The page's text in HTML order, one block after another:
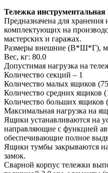
Тележка
Предназначена для
комплектующих на
мастерских и гаражах.
Размеры внешние (В*Ш*Г),
Вес, кг: 80.0
Допустимая нагрузка на
Количество секций – 1
Количество малых ящиков
Количество средних ящиков
Количество больших ящиков
Максимальная нагрузка на
Ящики устанавливаются на
направляющие с функцией
обеспечивающие полное
Ящики тумбы закрываются
замок.
Сварной корпус тележки